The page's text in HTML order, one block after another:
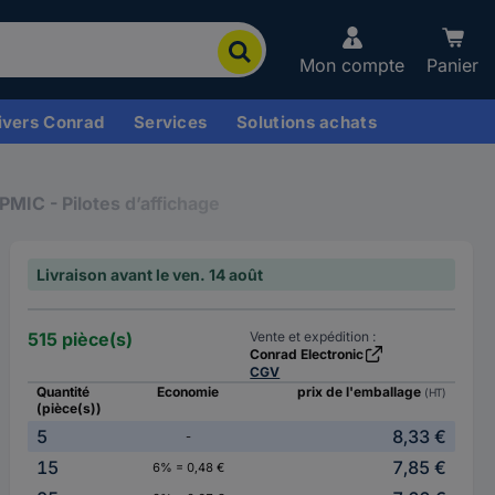
Mon compte Panier
Conrad Services Solutions achats
PMIC - Pilotes d’affichage
Livraison avant le ven. 14 août
515 pièce(s)
Vente et expédition :
Conrad Electronic
CGV
Quantité
(pièce(s))
Economie prix de l'emballage (HT)
5 -
8,33 €
15
6% = 0,48 €
7,85 €